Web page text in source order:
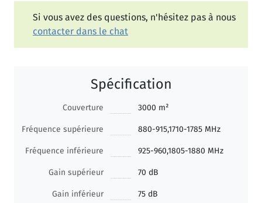
Si vous avez des questions, n'hésitez pas à nous
contacter dans le chat
Spécification
Couverture 3000 m²
Fréquence supérieure 880-915,1710-1785 MHz
Fréquence inférieure 925-960,1805-1880 MHz
Gain supérieur 70 dB
Gain inférieur 75 dB